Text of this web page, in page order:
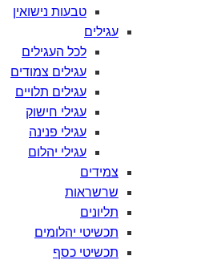
טבעות נישואין
עגילים
לכל העגילים
עגילים צמודים
עגילים תלויים
עגילי חישוק
עגילי פנינה
עגילי יהלום
צמידים
שרשראות
תליונים
תכשיטי יהלומים
תכשיטי כסף